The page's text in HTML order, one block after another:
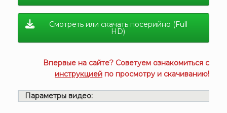
Смотреть или скачать посерийно (Full
HD)
Впервые на сайте? Советуем ознакомиться с
инструкцией по просмотру и скачиванию!
Параметры видео: